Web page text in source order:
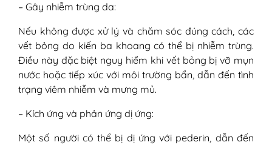
– Gây nhiễm trùng da:
Nếu không được xử lý và chăm sóc đúng cách, các
vết bỏng do kiến ba khoang có thể bị nhiễm trùng.
Điều này đặc biệt nguy hiểm khi vết bỏng bị vỡ mụn
nước hoặc tiếp xúc với môi trường bẩn, dẫn đến tình
trạng viêm nhiễm và mưng mủ.
– Kích ứng và phản ứng dị ứng:
Một số người có thể bị dị ứng với pederin, dẫn đến